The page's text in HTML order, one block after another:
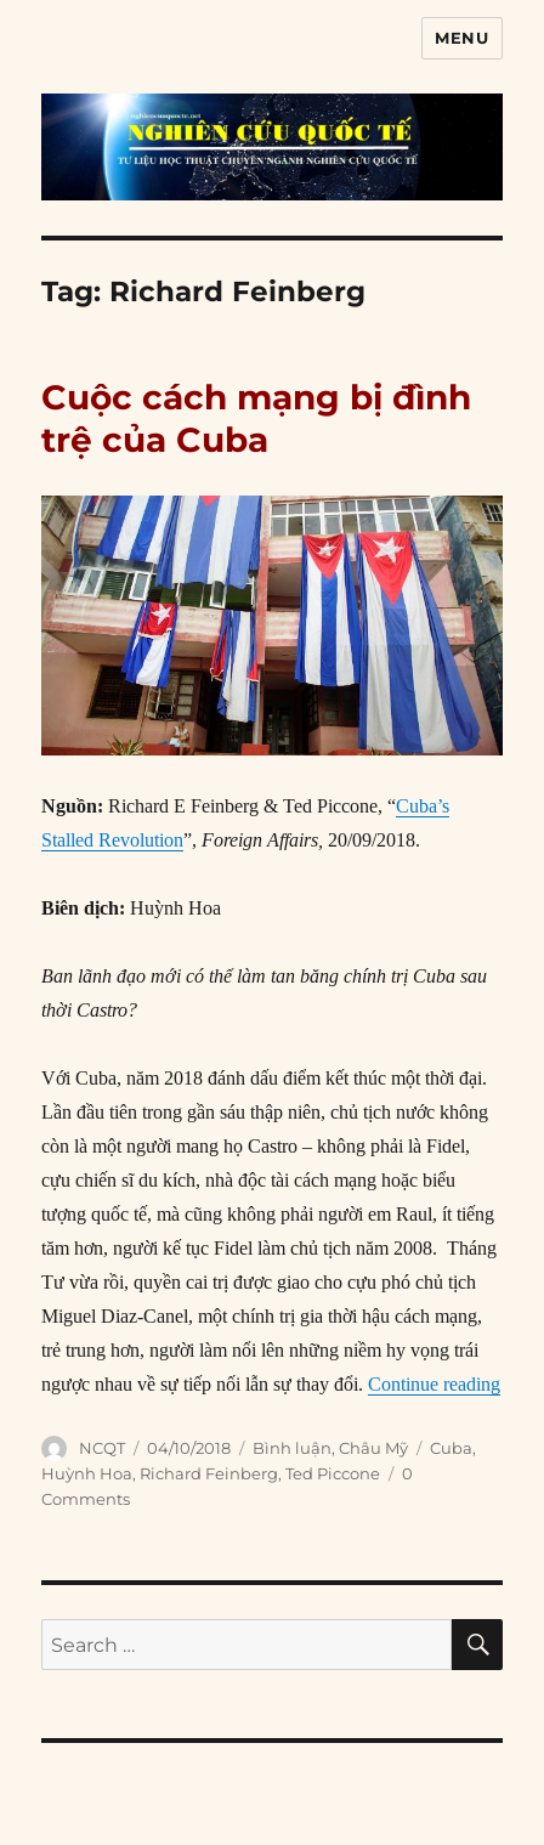
MENU
Tag: Richard Feinberg
Cuộc cách mạng bị đình
trệ của Cuba
Nguồn:Richard E Feinberg & Ted Piccone, “Cuba’s
Stalled Revolution”, Foreign Affairs, 20/09/2018.
Biên dịch:Huỳnh Hoa
Ban lãnh đạo mới có thể làm tan băng chính trị Cuba sau
thời Castro?
Với Cuba, năm 2018 đánh dấu điểm kết thúc một thời đại.
Lần đầu tiên trong gần sáu thập niên, chủ tịch nước không
còn là một người mang họ Castro – không phải là Fidel,
cựu chiến sĩ du kích, nhà độc tài cách mạng hoặc biểu
tượng quốc tế, mà cũng không phải người em Raul, ít tiếng
tăm hơn, người kế tục Fidel làm chủ tịch năm 2008. Tháng
Tư vừa rồi, quyền cai trị được giao cho cựu phó chủ tịch
Miguel Diaz-Canel, một chính trị gia thời hậu cách mạng,
trẻ trung hơn, người làm nổi lên những niềm hy vọng trái
ngược nhau về sự tiếp nối lẫn sự thay đổi.Continue reading
Author
NCQT
Posted
on
04/10/2018 Categories
Bình luận,Châu Mỹ Tags
Cuba,
Huỳnh Hoa, Richard Feinberg,Ted Piccone
0
Comments
Search
for: